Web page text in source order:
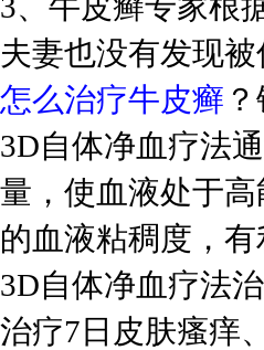
夫妻也没有发现
怎么治疗牛皮癣
3D自体净血疗法
量，使血液处于
的血液粘稠度，
3D自体净血疗法
治疗7日皮肤瘙痒